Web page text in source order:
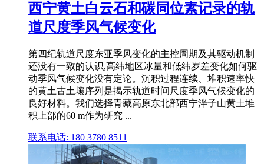
西宁黄土白云石和碳同位素记录的轨
道尺度季风气候变化
第四纪轨道尺度东亚季风变化的主控周期及其驱动机制
还没有一致的认识,高纬地区冰量和低纬岁差变化如何驱
动季风气候变化没有定论。沉积过程连续、堆积速率快
的黄土古土壤序列是揭示轨道时间尺度季风气候变化的
良好材料。我们选择青藏高原东北部西宁泮子山黄土堆
积上部的60 m作为研究 ...
联系电话: 180 3780 8511